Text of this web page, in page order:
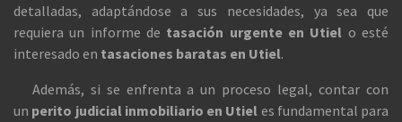
detalladas, adaptándose a sus necesidades, ya sea que
requiera un informe de tasación urgente en Utiel o esté
interesado en tasaciones baratas en Utiel.
Además, si se enfrenta a un proceso legal, contar con
un perito judicial inmobiliario en Utiel es fundamental para